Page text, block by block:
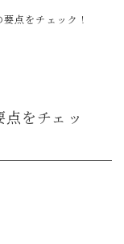
点をチェック！
をチェッ